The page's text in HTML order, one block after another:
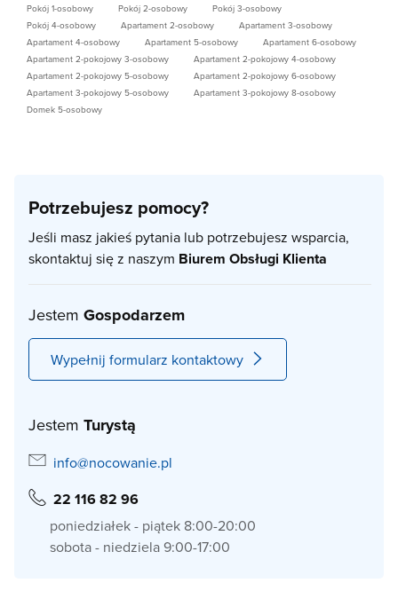
Pokój 1-osobowy Pokój 2-osobowy
Pokój 3-osobowy
Pokój 4-osobowy
Apartament 2-osobowy
Apartament 3-osobowy
Apartament 4-osobowy
Apartament 5-osobowy
Apartament 6-osobowy
Apartament 2-pokojowy 3-osobowy
Apartament 2-pokojowy 4-osobowy
Apartament 2-pokojowy 5-osobowy
Apartament 2-pokojowy 6-osobowy
Apartament 3-pokojowy 5-osobowy
Apartament 3-pokojowy 8-osobowy
Domek 5-osobowy
Potrzebujesz pomocy?
Jeśli masz jakieś pytania lub potrzebujesz wsparcia,
skontaktuj się z naszym Biurem Obsługi Klienta
Jestem Gospodarzem
Wypełnij formularz kontaktowy
Jestem Turystą
info@nocowanie.pl
22 116 82 96
poniedziałek - piątek 8:00-20:00
sobota - niedziela 9:00-17:00